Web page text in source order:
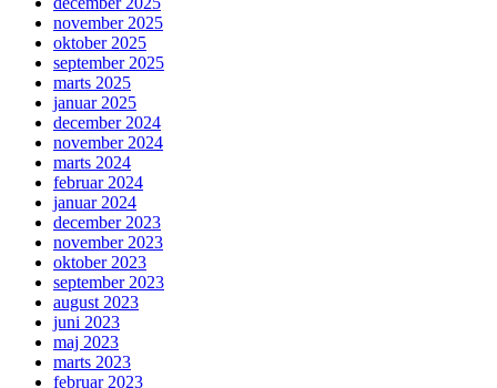
november 2025
oktober 2025
september 2025
marts 2025
januar 2025
december 2024
november 2024
marts 2024
februar 2024
januar 2024
december 2023
november 2023
oktober 2023
september 2023
august 2023
juni 2023
maj 2023
marts 2023
februar 2023